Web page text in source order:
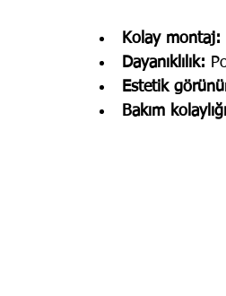
Kolay montaj:
Dayanıklılık:
Estetik
Bakım